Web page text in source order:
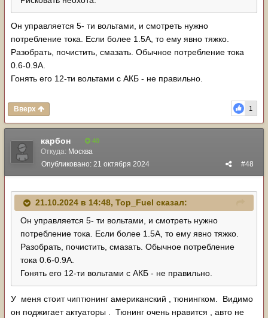
Он управляется 5- ти вольтами, и смотреть нужно
потребление тока. Если более 1.5А, то ему явно тяжко.
Разобрать, почистить, смазать. Обычное потребление тока
0.6-0.9А.
Гонять его 12-ти вольтами с АКБ - не правильно.
1
Вверх
карбон 40
Откуда: Москва
#48
Опубликовано: 21 октября 2024
21.10.2024 в 14:48, Top_Fuel сказал:
Он управляется 5- ти вольтами, и смотреть нужно
потребление тока. Если более 1.5А, то ему явно тяжко.
Разобрать, почистить, смазать. Обычное потребление
тока 0.6-0.9А.
Гонять его 12-ти вольтами с АКБ - не правильно.
У меня стоит чиптюнинг американский , тюнингком. Видимо
он поджигает актуаторы . Тюнинг очень нравится , авто не